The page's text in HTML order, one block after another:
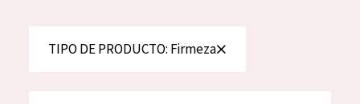
Piel menopáusica
TIPO DE PRODUCTO: Firmeza